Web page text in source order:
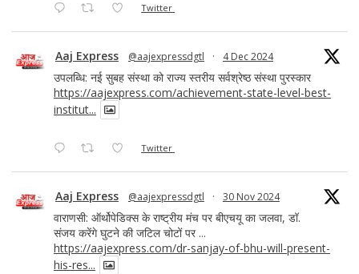
Twitter
Aaj Express @aajexpressdgtl · 4 Dec 2024
उपलब्धि: नई सुबह संस्था को राज्य स्तरीय सर्वश्रेष्ठ संस्था पुरस्कार
https://aajexpress.com/achievement-state-level-best-
institut...
Twitter
Aaj Express @aajexpressdgtl · 30 Nov 2024
वाराणसी: ऑर्थोपेडिक्स के राष्ट्रीय मंच पर बीएचयू का जलवा, डॉ.
संजय करेंगे घुटने की जटिल चोटों पर ...
https://aajexpress.com/dr-sanjay-of-bhu-will-present-
his-res...